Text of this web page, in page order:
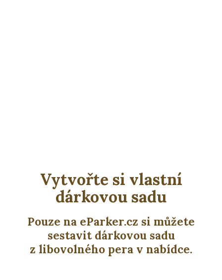
Vytvořte si vlastní
dárkovou sadu
Pouze na eParker.cz si můžete
sestavit dárkovou sadu
z libovolného pera v nabídce.